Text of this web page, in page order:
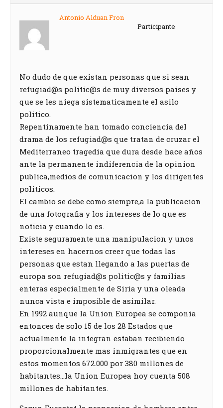
Antonio Alduan Fron
Participante
No dudo de que existan personas que si sean
refugiad@s politic@s de muy diversos paises y
que se les niega sistematicamente el asilo
politico.
Repentinamente han tomado conciencia del
drama de los refugiad@s que tratan de cruzar el
Mediterraneo tragedia que dura desde hace años
ante la permanente indiferencia de la opinion
publica,medios de comunicacion y los dirigentes
politicos.
El cambio se debe como siempre,a la publicacion
de una fotografia y los intereses de lo que es
noticia y cuando lo es.
Existe seguramente una manipulacion y unos
intereses en hacernos creer que todas las
personas que estan llegando a las puertas de
europa son refugiad@s politic@s y familias
enteras especialmente de Siria y una oleada
nunca vista e imposible de asimilar.
En 1992 aunque la Union Europea se componia
entonces de solo 15 de los 28 Estados que
actualmente la integran estaban recibiendo
proporcionalmente mas inmigrantes que en
estos momentos 672.000 por 380 millones de
habitantes…la Union Europea hoy cuenta 508
millones de habitantes.